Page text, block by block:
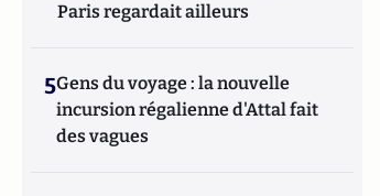
Paris regardait ailleurs
5Gens du voyage : la nouvelle
incursion régalienne d'Attal fait
des vagues